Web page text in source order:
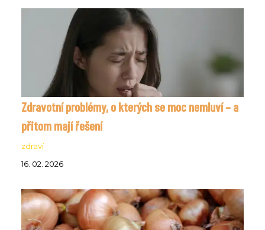
Zdravotní problémy, o kterých se moc nemluví – a
přitom mají řešení
zdraví
16. 02. 2026